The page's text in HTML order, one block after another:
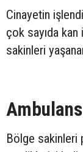
Cinayetin
çok sayıda
sakinleri
Bölge sakinleri